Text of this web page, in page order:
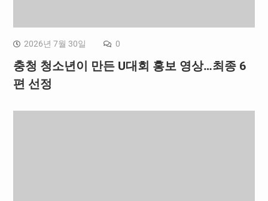
2026년 7월 30일 0
충청 청소년이 만든 U대회 홍보 영상…최종 6
편 선정